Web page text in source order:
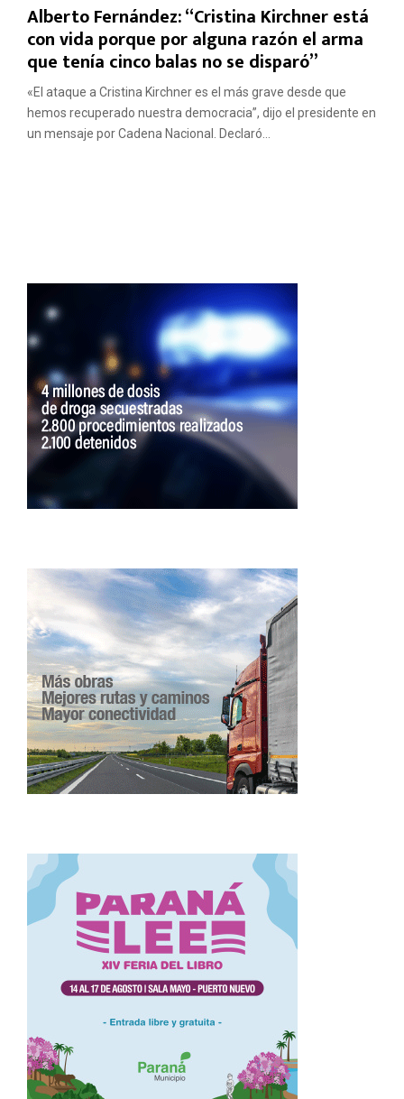
Alberto Fernández: “Cristina Kirchner está
con vida porque por alguna razón el arma
que tenía cinco balas no se disparó”
«El ataque a Cristina Kirchner es el más grave desde que
hemos recuperado nuestra democracia”, dijo el presidente en
un mensaje por Cadena Nacional. Declaró...